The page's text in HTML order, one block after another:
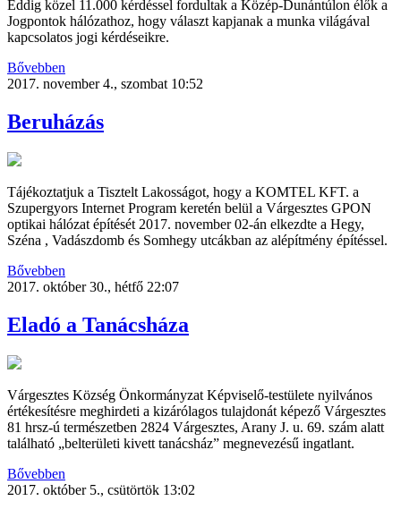
Eddig közel 11.000 kérdéssel fordultak a Közép-Dunántúlon élők a
Jogpontok hálózathoz, hogy választ kapjanak a munka világával
kapcsolatos jogi kérdéseikre.
Bővebben
2017. november 4., szombat 10:52
Beruházás
Tájékoztatjuk a Tisztelt Lakosságot, hogy a KOMTEL KFT. a
Szupergyors Internet Program keretén belül a Várgesztes GPON
optikai hálózat építését 2017. november 02-án elkezdte a Hegy,
Széna , Vadászdomb és Somhegy utcákban az alépítmény építéssel.
Bővebben
2017. október 30., hétfő 22:07
Eladó a Tanácsháza
Várgesztes Község Önkormányzat Képviselő-testülete nyilvános
értékesítésre meghirdeti a kizárólagos tulajdonát képező Várgesztes
81 hrsz-ú természetben 2824 Várgesztes, Arany J. u. 69. szám alatt
található „belterületi kivett tanácsház” megnevezésű ingatlant.
Bővebben
2017. október 5., csütörtök 13:02